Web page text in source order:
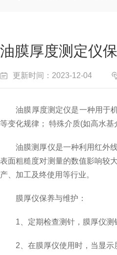
油膜厚度测定仪
更新时间：2023-12-04
油膜厚度测定仪是一种用于机
等变化规律； 特殊介质(如高水
油膜测厚仪是一种利用红外线
表面粗糙度对测量的数值影响较
产、加工及终使用等行业。
膜厚仪保养与维护：
1、定期检查测针，膜厚仪测针
2、在膜厚仪使用时，当显示屏